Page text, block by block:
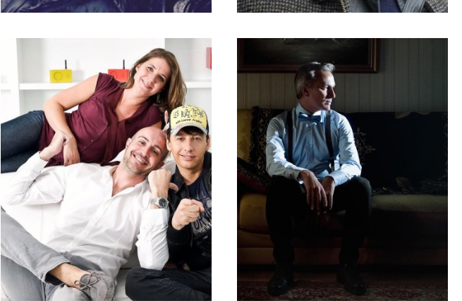
Les Anges 7 : Le couple
Thibault et Shanna va bien
MARIE-MICHELLE 30 AVRIL 2015
Charlie Hebdo : Luz ne
dessinera plus Mahomet
MARIE-MICHELLE ·30 AVRIL 2015